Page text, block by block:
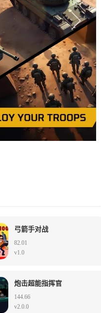
弓箭手对战
82.01
v1.0
炮击超能指挥官
144.66
v2.0.0